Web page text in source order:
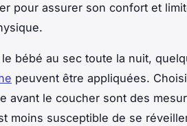
pour assurer son confort et
bébé au sec toute la nuit,
peuvent être appliquées.
avant le coucher sont des
moins susceptible de se